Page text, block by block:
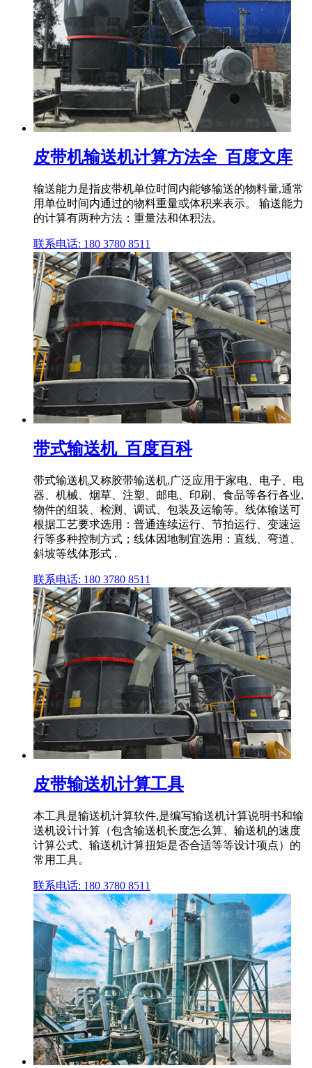
皮带机输送机计算方法全_百度文库
输送能力是指皮带机单位时间内能够输送的物料量,通常
用单位时间内通过的物料重量或体积来表示。 输送能力
的计算有两种方法：重量法和体积法。
联系电话: 180 3780 8511
带式输送机_百度百科
带式输送机又称胶带输送机,广泛应用于家电、电子、电
器、机械、烟草、注塑、邮电、印刷、食品等各行各业,
物件的组装、检测、调试、包装及运输等。线体输送可
根据工艺要求选用：普通连续运行、节拍运行、变速运
行等多种控制方式；线体因地制宜选用：直线、弯道、
斜坡等线体形式 .
联系电话: 180 3780 8511
皮带输送机计算工具
本工具是输送机计算软件,是编写输送机计算说明书和输
送机设计计算（包含输送机长度怎么算、输送机的速度
计算公式、输送机计算扭矩是否合适等等设计项点）的
常用工具。
联系电话: 180 3780 8511